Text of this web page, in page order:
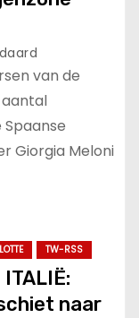
van de
Giorgia Meloni
TW-RSS
ITALIË:
naar